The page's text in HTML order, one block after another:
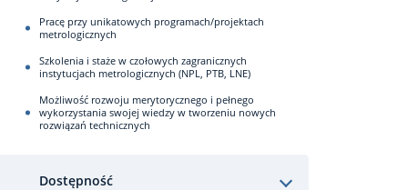
Pracę przy unikatowych programach/projektach
metrologicznych
Szkolenia i staże w czołowych zagranicznych
instytucjach metrologicznych (NPL, PTB, LNE)
Możliwość rozwoju merytorycznego i pełnego
wykorzystania swojej wiedzy w tworzeniu nowych
rozwiązań technicznych
Dostępność